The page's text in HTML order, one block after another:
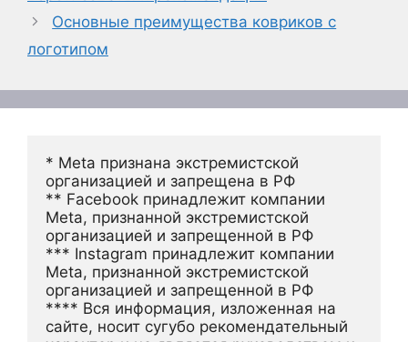
Основные преимущества ковриков с
логотипом
* Meta признана экстремистской
организацией и запрещена в РФ
** Facebook принадлежит компании
Meta, признанной экстремистской
организацией и запрещенной в РФ
*** Instagram принадлежит компании
Meta, признанной экстремистской
организацией и запрещенной в РФ
**** Вся информация, изложенная на
сайте, носит сугубо рекомендательный